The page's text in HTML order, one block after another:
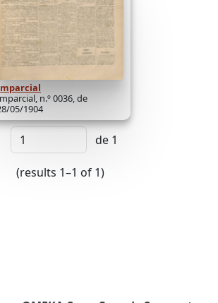
n.º 0036, de
05/1904
de 1
(results 1–1 of 1)